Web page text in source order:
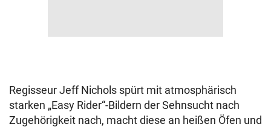
Regisseur Jeff Nichols spürt mit atmosphärisch
starken „Easy Rider“-Bildern der Sehnsucht nach
Zugehörigkeit nach, macht diese an heißen Öfen und